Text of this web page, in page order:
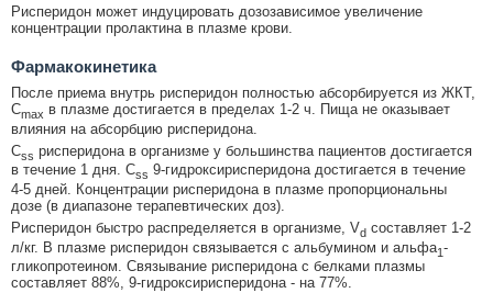
Рисперидон может индуцировать дозозависимое увеличение
концентрации пролактина в плазме крови.
Фармакокинетика
После приема внутрь рисперидон полностью абсорбируется из ЖКТ,
Cmax в плазме достигается в пределах 1-2 ч. Пища не оказывает
влияния на абсорбцию рисперидона.
Css рисперидона в организме у большинства пациентов достигается
в течение 1 дня. Css 9-гидроксирисперидона достигается в течение
4-5 дней. Концентрации рисперидона в плазме пропорциональны
дозе (в диапазоне терапевтических доз).
Рисперидон быстро распределяется в организме, Vd составляет 1-2
л/кг. В плазме рисперидон связывается с альбумином и альфа1-
гликопротеином. Связывание рисперидона с белками плазмы
составляет 88%, 9-гидроксирисперидона - на 77%.